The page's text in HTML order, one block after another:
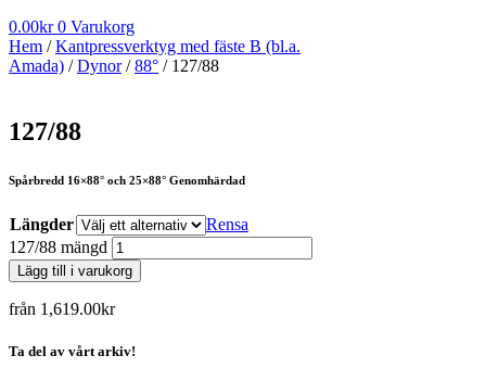
0.00kr 0 Varukorg
Hem /Kantpressverktyg med fäste B (bl.a.
Amada) /Dynor/88° / 127/88
127/88
Spårbredd 16×88° och 25×88° Genomhärdad
Längder
Rensa
127/88 mängd
Lägg till i varukorg
från 1,619.00kr
Ta del av vårt arkiv!